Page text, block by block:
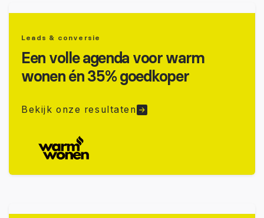
Leads & conversie
Een volle agenda voor warm
wonen én 35% goedkoper
Bekijk onze resultaten